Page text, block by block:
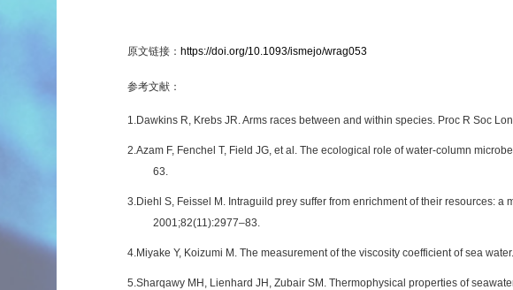
原文链接： https://doi.org/10.1093/ismejo/wrag053
参考文献：
1.Dawkins R, Krebs JR. Arms races between and within species. Proc R Soc
2.Azam F, Fenchel T, Field JG, et al. The ecological role of water-column
63.
3.Diehl S, Feissel M. Intraguild prey suffer from enrichment of their resources: a
2001;82(11):2977–83.
4.Miyake Y, Koizumi M. The measurement of the viscosity coefficient of sea
5.Sharqawy MH, Lienhard JH, Zubair SM. Thermophysical properties of